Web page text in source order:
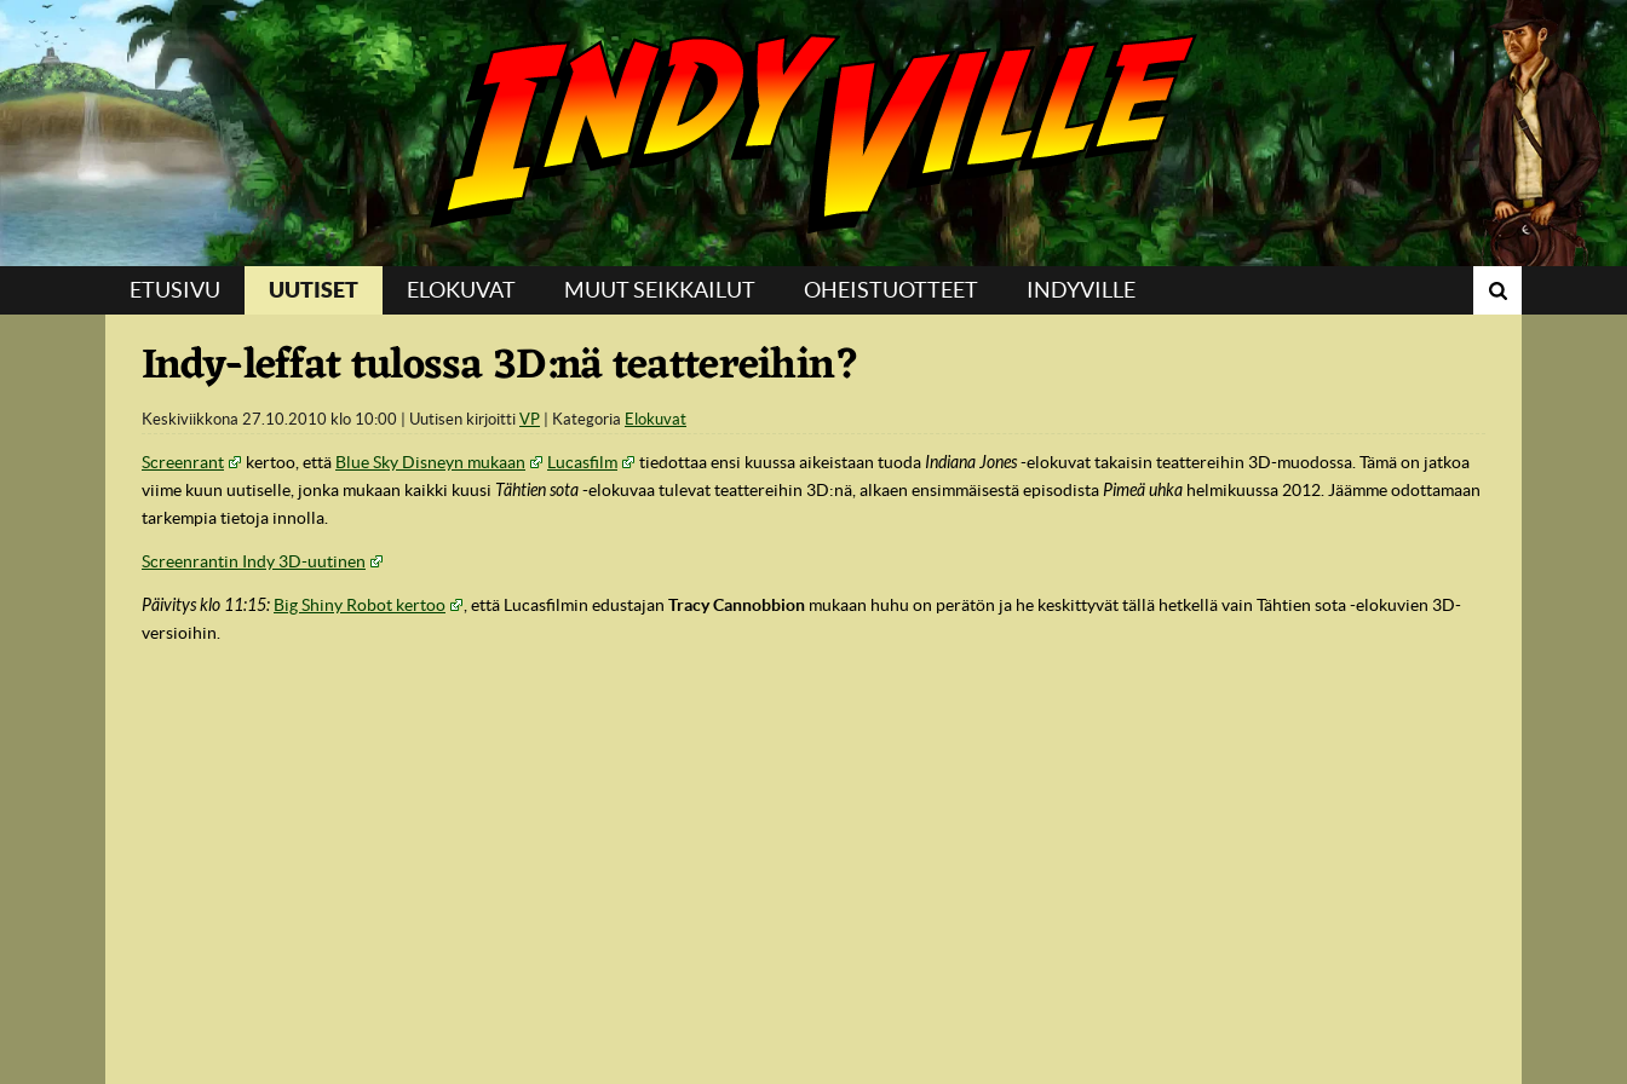
Suoraan sisältöön
ETUSIVU UUTISET ELOKUVAT MUUT SEIKKAILUT OHEISTUOTTEET INDYVILLE
Indy-leffat tulossa 3D:nä teattereihin?
Keskiviikkona 27.10.2010 klo 10:00 Uutisen kirjoitti VP Kategoria Elokuvat
Screenrant kertoo, että Blue Sky Disneyn mukaan Lucasfilm tiedottaa ensi kuussa aikeistaan tuoda Indiana Jones-elokuvat takaisin teattereihin 3D-muodossa. Tämä on jatkoa
viime kuun uutiselle, jonka mukaan kaikki kuusi Tähtien sota-elokuvaa tulevat teattereihin 3D:nä, alkaen ensimmäisestä episodistaPimeä uhka helmikuussa 2012. Jäämme odottamaan
tarkempia tietoja innolla.
Screenrantin Indy 3D-uutinen
Päivitys klo 11:15: Big Shiny Robot kertoo , että Lucasfilmin edustajan Tracy Cannobbion mukaan huhu on perätön ja he keskittyvät tällä hetkellä vain Tähtien sota -elokuvien 3D-
versioihin.